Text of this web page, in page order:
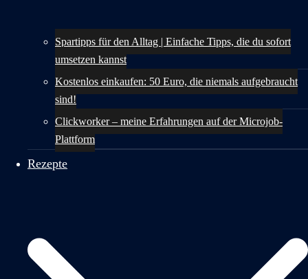
Spartipps für den Alltag | Einfache Tipps, die du sofort
umsetzen kannst
Kostenlos einkaufen: 50 Euro, die niemals aufgebraucht
sind!
Clickworker – meine Erfahrungen auf der Microjob-
Plattform
Rezepte